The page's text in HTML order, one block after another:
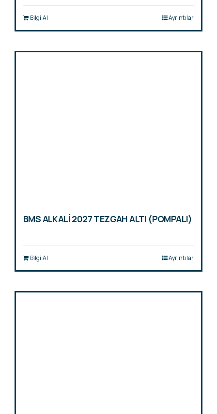
Bilgi Al Ayrıntılar
BMS ALKALİ 2027 TEZGAH ALTI (POMPALI)
Bilgi Al Ayrıntılar